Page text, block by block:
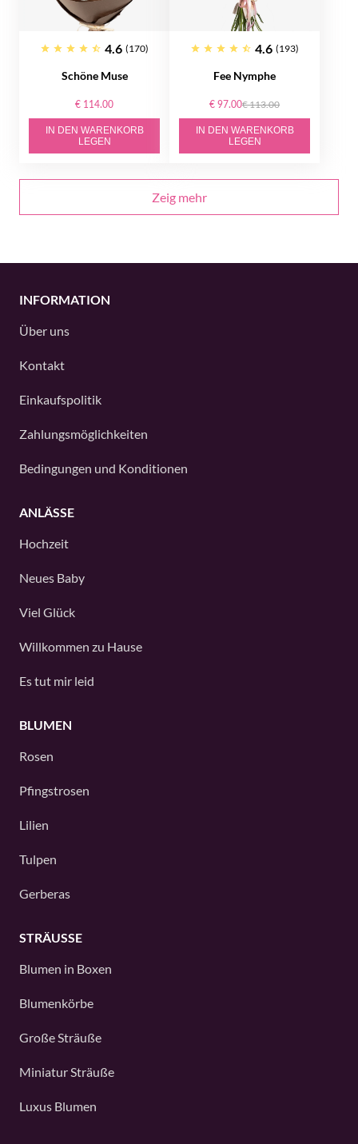
4.6 (170)
Schöne Muse
€ 114.00
IN DEN WARENKORB
LEGEN
4.6 (193)
Fee Nymphe
€ 97.00€ 113.00
IN DEN WARENKORB
LEGEN
Zeig mehr
INFORMATION
Über uns
Kontakt
Einkaufspolitik
Zahlungsmöglichkeiten
Bedingungen und Konditionen
ANLÄSSE
Hochzeit
Neues Baby
Viel Glück
Willkommen zu Hause
Es tut mir leid
BLUMEN
Rosen
Pfingstrosen
Lilien
Tulpen
Gerberas
STRÄUSSE
Blumen in Boxen
Blumenkörbe
Große Sträuße
Miniatur Sträuße
Luxus Blumen